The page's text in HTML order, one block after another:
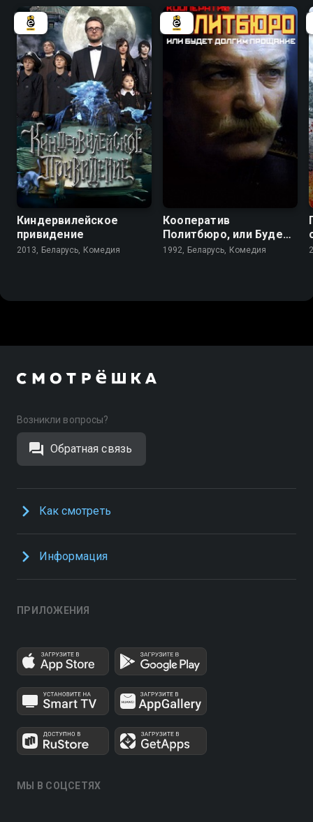
4.7
Киндервилейское
привидение
2013, Беларусь, Комедия
Кооператив
Политбюро, или Будет
долгим прощание
1992, Беларусь, Комедия
Возникли вопросы?
Обратная связь
Как смотреть
Информация
ПРИЛОЖЕНИЯ
МЫ В СОЦСЕТЯХ